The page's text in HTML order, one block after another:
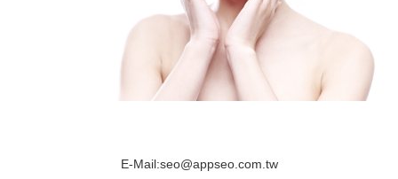
E-Mail:seo@appseo.com.tw